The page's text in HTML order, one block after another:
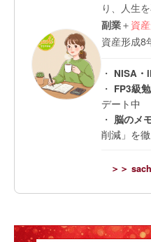
り、人生
副業＋ 資
資産形成8
・ NISA・
・ FP3級
デート中
・ 脳のメ
削減」を
＞＞